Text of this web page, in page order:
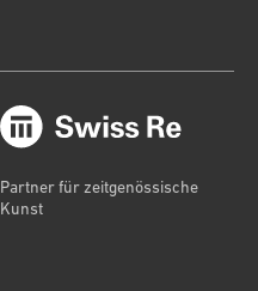
Partner für zeitgenössische
Kunst